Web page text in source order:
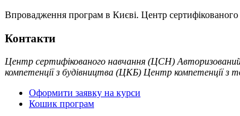
Впровадження програм в Києві. Центр сертифікованого
Контакти
Центр сертифікованого навчання (ЦСН)
компетенції з будівництва (ЦКБ) Центр компетенції з
Оформити заявку на курси
Кошик програм